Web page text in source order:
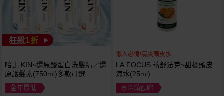
狂殺1折
哈比 KIN~還原酸蛋白洗髮精／還
原護髮素(750ml)多款可選
全年最低
懶人必備!清爽頭皮水
LA FOCUS 蕾舒法克~甜橘頭皮
涼水(25ml)
專區滿額贈